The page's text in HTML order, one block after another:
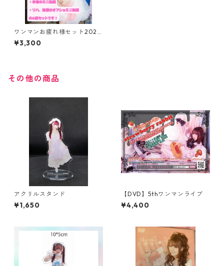
ワンマンお疲れ様セット2025.
10.12.
¥3,300
その他の商品
アクリルスタンド
¥1,650
【DVD】5thワンマンライブ
¥4,400